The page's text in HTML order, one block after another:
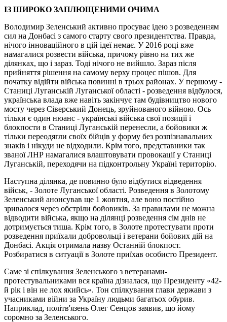
ІЗ ШИРОКО ЗАПЛЮЩЕНИМИ ОЧИМА
Володимир Зеленський активно просуває ідею з розведенням
сил на Донбасі з самого старту свого президентства. Правда,
нічого інноваційного в цій ідеї немає. У 2016 році вже
намагалися розвести війська, причому рівно на тих же
ділянках, що і зараз. Тоді нічого не вийшло. Зараз після
прийняття рішення на самому верху процес пішов. Для
початку відійти війська повинні в трьох районах. У першому -
Станиці Луганській Луганської області - розведення відбулося,
українська влада вже навіть закінчує там будівництво нового
мосту через Сіверський Донець, зруйнованого війною. Ось
тільки є один нюанс - українські війська свої позиції і
блокпости в Станиці Луганській перенесли, а бойовики ж
тільки переодягли своїх бійців у форму без розпізнавальних
знаків і нікуди не відходили. Крім того, представники так
званої ЛНР намагалися влаштовувати провокації у Станиці
Луганській, переходячи на підконтрольну Україні територію.
Наступна ділянка, де повинно було відбутися відведення
військ, - Золоте Луганської області. Розведення в Золотому
Зеленський анонсував ще 1 жовтня, але воно постійно
зривалося через обстріли бойовиків. За правилами не можна
відводити війська, якщо на ділянці розведення сім днів не
дотримується тиша. Крім того, в Золоте протестувати проти
розведення приїхали добровольці і ветерани бойових дій на
Донбасі. Акція отримала назву Останній блокпост.
Розбиратися в ситуації в Золоте приїхав особисто Президент.
Саме зі спілкування Зеленського з ветеранами-
протестувальниками вся країна дізналася, що Президенту «42-
й рік і він не лох якийсь». Тон спілкування глави держави з
учасниками війни за Україну людьми багатьох обурив.
Наприклад, політв'язень Олег Сенцов заявив, що йому
соромно за Зеленського.